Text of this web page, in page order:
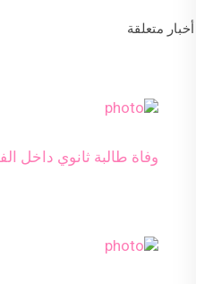
أخبار متعلقة
وفاة طالبة ثانوي داخل